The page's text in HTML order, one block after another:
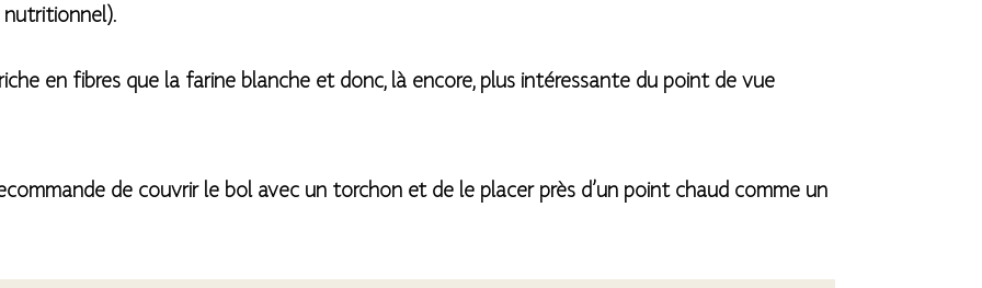
en fibres que la farine blanche et donc, là encore, plus intéressante du point de vue
de couvrir le bol avec un torchon et de le placer près d’un point chaud comme un